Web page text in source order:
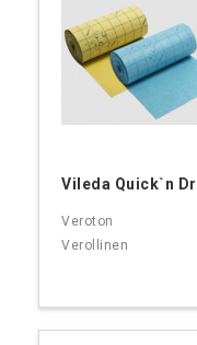
Vileda Quick`n